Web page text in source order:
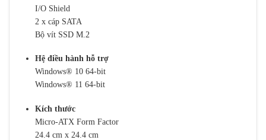
I/O Shield
2 x cáp SATA
Bộ vít SSD M.2
Hệ điều hành hỗ trợ
Windows® 10 64-bit
Windows® 11 64-bit
Kích thước
Micro-ATX Form Factor
24.4 cm x 24.4 cm